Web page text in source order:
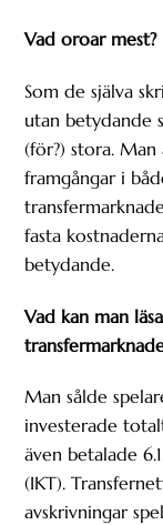
Vad oroar mest?
Som de själva
utan betydande
(för?) stora.
framgångar i
fasta
betydande.
Vad kan man
Man sålde
investerade
även betalade
(IKT).
avskrivningar